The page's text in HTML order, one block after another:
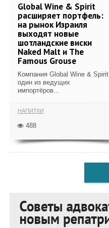
Global Wine & Spirit
расширяет портфель:
на рынок Израиля
выходят новые
шотландские виски
Naked Malt и The
Famous Grouse
Компания Global Wine & Spirit,
один из ведущих
импортёров...
НАПИТКИ
488